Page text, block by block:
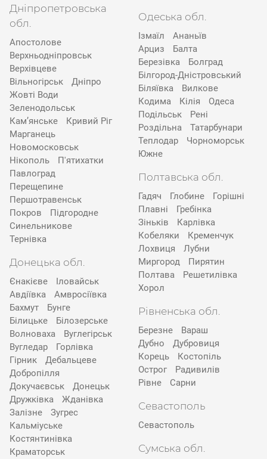
Дніпропетровська
обл.
Апостолове
Верхньодніпровськ
Верхівцеве
Вільногірськ
Дніпро
Жовті Води
Зеленодольськ
Кам’янське
Кривий Ріг
Марганець
Новомосковськ
Нікополь
П'ятихатки
Павлоград
Перещепине
Першотравенськ
Покров
Підгородне
Синельникове
Тернівка
Донецька обл.
Єнакієве
Іловайськ
Авдіївка
Амвросіївка
Бахмут
Бунге
Білицьке
Білозерське
Волноваха
Вуглегірськ
Вугледар
Горлівка
Гірник
Дебальцеве
Добропілля
Докучаєвськ
Донецьк
Дружківка
Жданівка
Залізне
Зугрес
Кальміуське
Костянтинівка
Краматорськ
Одеська обл.
Ізмаїл
Ананьїв
Арциз
Балта
Березівка
Болград
Білгород-Дністровський
Біляївка
Вилкове
Кодима
Кілія
Одеса
Подільськ
Рені
Роздільна
Татарбунари
Теплодар
Чорноморськ
Южне
Полтавська обл.
Гадяч Глобине
Горішні
Плавні
Гребінка
Зіньків
Карлівка
Кобеляки
Кременчук
Лохвиця
Лубни
Миргород
Пирятин
Полтава
Решетилівка
Хорол
Рівненська обл.
Березне
Вараш
Дубно
Дубровиця
Корець
Костопіль
Острог
Радивилів
Рівне
Сарни
Севастополь
Севастополь
Сумська обл.